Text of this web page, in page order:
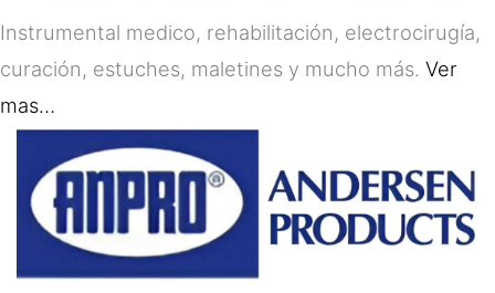
Instrumental medico, rehabilitación, electrocirugía,
curación, estuches, maletines y mucho más. Ver
mas…